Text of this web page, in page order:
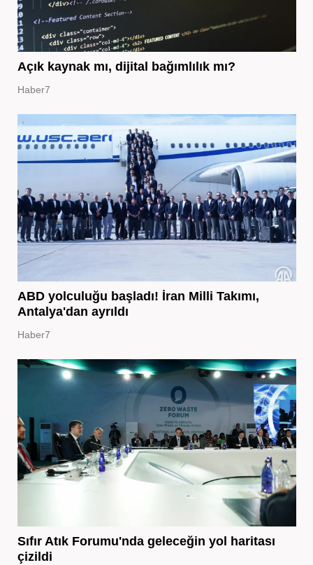
Açık kaynak mı, dijital bağımlılık mı?
Haber7
ABD yolculuğu başladı! İran Milli Takımı,
Antalya'dan ayrıldı
Haber7
Sıfır Atık Forumu'nda geleceğin yol haritası
çizildi